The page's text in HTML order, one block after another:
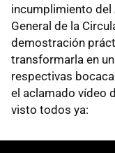
incumplimiento del
General de la
demostración
transformarla en
respectivas
el aclamado vídeo
visto todos ya: